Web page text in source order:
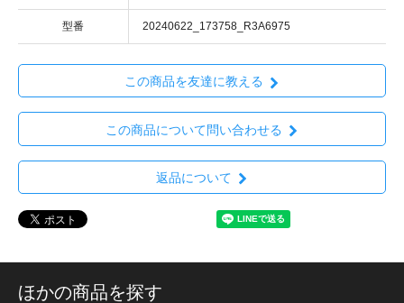
型番 20240622_173758_R3A6975
この商品を友達に教える
この商品について問い合わせる
返品について
ほかの商品を探す